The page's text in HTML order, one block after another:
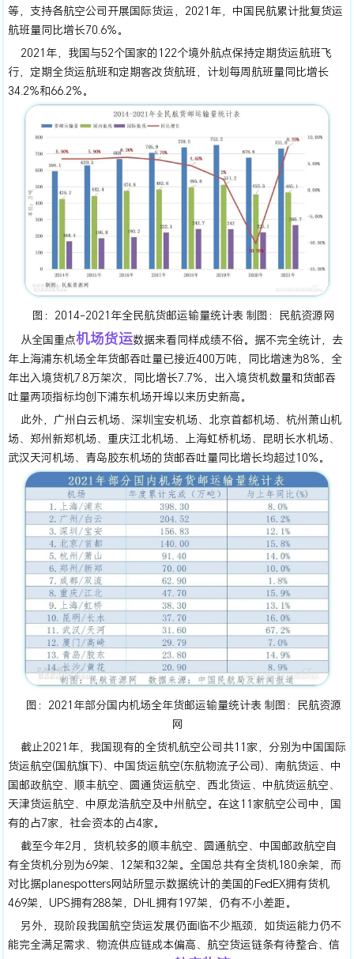
等，支持各航空公司开展国际货运，2021年，中国民航累计批复货运
航班量同比增长70.6%。
2021年，我国与52个国家的122个境外航点保持定期货运航班飞
行，定期全货运航班和定期客改货航班，计划每周航班量同比增长
34.2%和66.2%。
图：2014-2021年全民航货邮运输量统计表 制图：民航资源网
从全国重点机场货运数据来看同样成绩不俗。据不完全统计，去
年上海浦东机场全年货邮吞吐量已接近400万吨，同比增速为8%，全
年出入境货机7.8万架次，同比增长7.7%，出入境货机数量和货邮吞
吐量两项指标均创下浦东机场开埠以来历史新高。
此外，广州白云机场、深圳宝安机场、北京首都机场、杭州萧山机
场、郑州新郑机场、重庆江北机场、上海虹桥机场、昆明长水机场、
武汉天河机场、青岛胶东机场的货邮吞吐量同比增长均超过10%。
图：2021年部分国内机场全年货邮运输量统计表 制图：民航资源
网
截止2021年，我国现有的全货机航空公司共11家，分别为中国国际
货运航空(国航旗下)、中国货运航空(东航物流子公司)、南航货运、中
国邮政航空、顺丰航空、圆通货运航空、西北货运、中航货运航空、
天津货运航空、中原龙浩航空及中州航空。在这11家航空公司中，国
有的占7家，社会资本的占4家。
截至今年2月，货机较多的顺丰航空、圆通航空、中国邮政航空自
有全货机分别为69架、12架和32架。全国总共有全货机180余架，而
对比据planespotters网站所显示数据统计的美国的FedEX拥有货机
469架，UPS拥有288架，DHL拥有197架，仍有不小差距。
另外，现阶段我国航空货运发展仍面临不少瓶颈，如货运能力仍不
能完全满足需求、物流供应链成本偏高、航空货运链条有待整合、信